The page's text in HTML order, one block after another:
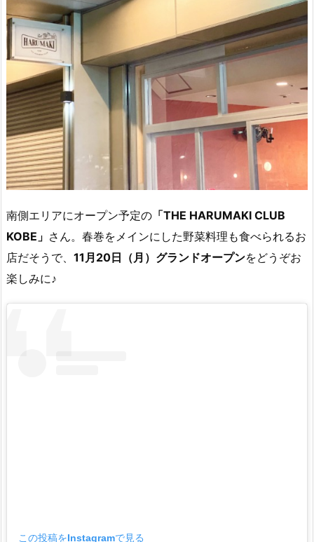
南側エリアにオープン予定の 「THE HARUMAKI CLUB
KOBE」 さん。春巻をメインにした野菜料理も食べられるお
店だそうで、 11月20日（月）グランドオープンをどうぞお
楽しみに♪
この投稿をInstagramで見る